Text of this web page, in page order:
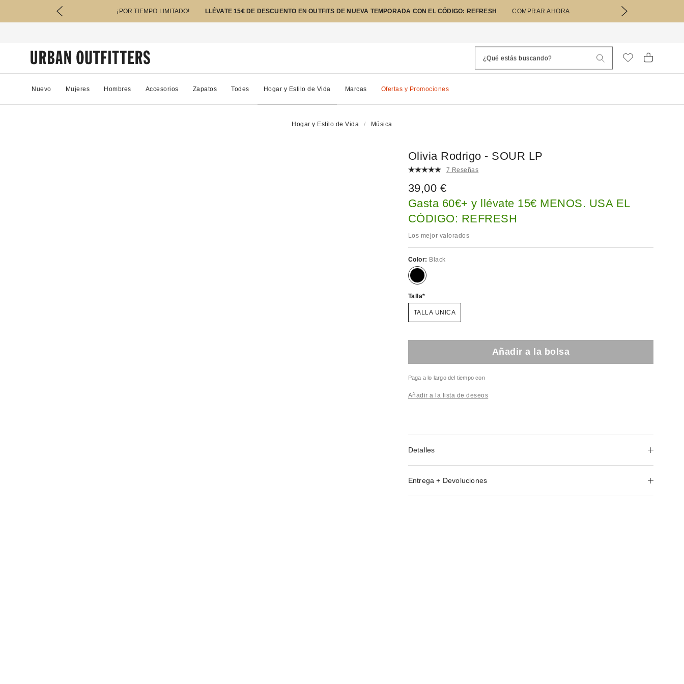
¡POR TIEMPO LIMITADO! LLÉVATE 15€ DE DESCUENTO EN OUTFITS DE NUEVA TEMPORADA CON EL CÓDIGO: REFRESH COMPRAR AHORA
Nuevo Mujeres Hombres Accesorios Zapatos Todes Hogar y Estilo de Vida Marcas Ofertas y Promociones
Hogar y Estilo de Vida Música
Olivia Rodrigo - SOUR LP
7 Reseñas
39,00 €
Gasta 60€+ y llévate 15€ MENOS. USA EL
CÓDIGO: REFRESH
Los mejor valorados
Color: Black
Talla
TALLA UNICA
Añadir a la bolsa
Paga a lo largo del tiempo con
Añadir a la lista de deseos
Detalles
Entrega + Devoluciones